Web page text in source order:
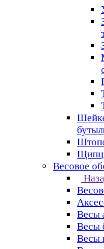
Весовое
Весы
Весы
Весы